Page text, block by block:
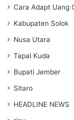
Cara Adapt Uang
Kabupaten Solok
Nusa Utara
Tapal Kuda
Bupati Jember
Sitaro
HEADLINE NEWS